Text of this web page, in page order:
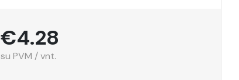
€4.28
su PVM / vnt.